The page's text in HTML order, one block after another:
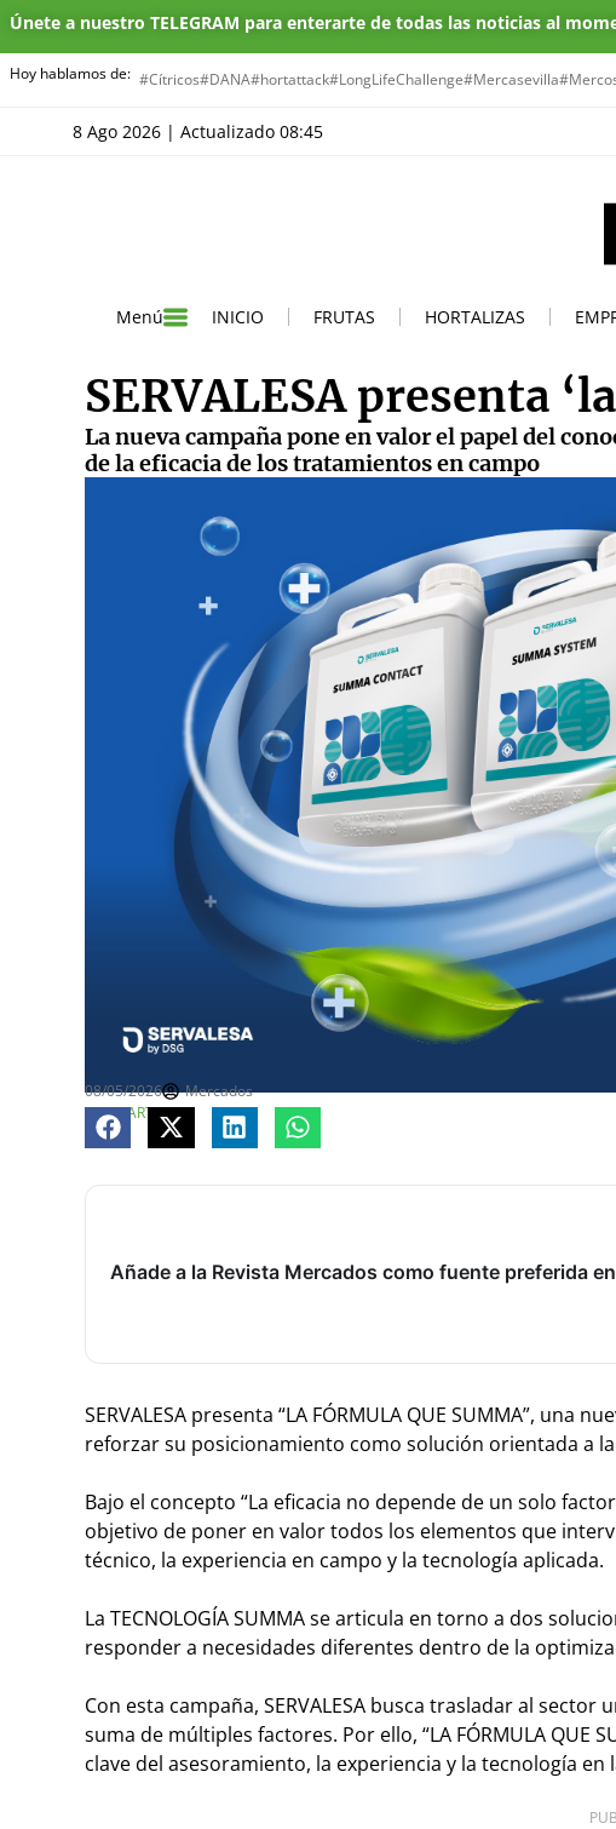
Únete a nuestro TELEGRAM para enterarte de todas las noticias al
Hoy hablamos de: #Cítricos#DANA#hortattack#LongLifeChallenge#Mercasevilla
8 Ago 2026 | Actualizado 08:45
Menú INICIO FRUTAS HORTALIZAS
SERVALESA presenta
La nueva campaña pone en valor el papel del
de la eficacia de los tratamientos en campo
08/05/2026
Mercados
COMPARTE
Añade a la Revista Mercados como fuente preferida
SERVALESA presenta “LA FÓRMULA QUE SUMMA”, una
reforzar su posicionamiento como solución orientada a
Bajo el concepto “La eficacia no depende de un solo
objetivo de poner en valor todos los elementos que
técnico, la experiencia en campo y la tecnología aplicada.
La TECNOLOGÍA SUMMA se articula en torno a dos
responder a necesidades diferentes dentro de la
Con esta campaña, SERVALESA busca trasladar al
suma de múltiples factores. Por ello, “LA FÓRMULA QUE
clave del asesoramiento, la experiencia y la tecnología